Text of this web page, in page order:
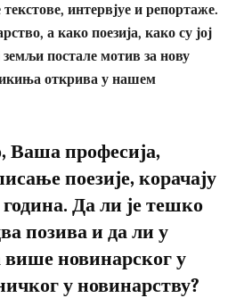
интервјуе и репортаже.
а како поезија, како су јој
постале мотив за нову
открива у нашем
Ваша професија,
поезије, корачају
година. Да ли је тешко
позива и да ли у
новинарског у
у новинарству?